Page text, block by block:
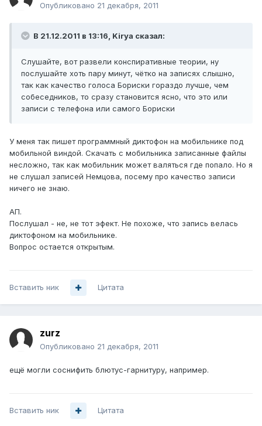
Опубликовано 21 декабря, 2011
В 21.12.2011 в 13:16, Kirya сказал:
Слушайте, вот развели конспиративные теории, ну
послушайте хоть пару минут, чётко на записях слышно,
так как качество голоса Бориски гораздо лучше, чем
собеседников, то сразу становится ясно, что это или
записи с телефона или самого Бориски
У меня так пишет программный диктофон на мобильнике под
мобильной виндой. Скачать с мобильника записанные файлы
несложно, так как мобильник может валяться где попало. Но я
не слушал записей Немцова, посему про качество записи
ничего не знаю.
АП.
Послушал - не, не тот эфект. Не похоже, что запись велась
диктофоном на мобильнике.
Вопрос остается открытым.
Вставить ник Цитата
zurz
Опубликовано 21 декабря, 2011
ещё могли соснифить блютус-гарнитуру, например.
Вставить ник Цитата